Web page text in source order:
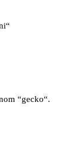
“gecko“.